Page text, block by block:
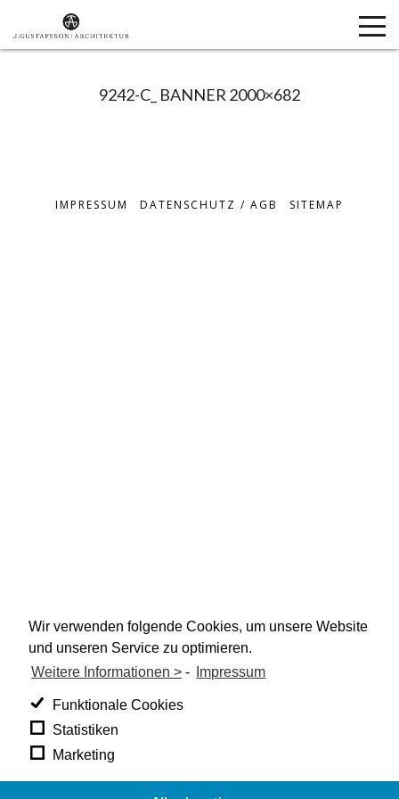
Wir verwenden folgende Cookies, um unsere Website
und unseren Service zu optimieren.
Weitere Informationen > - Impressum
Funktionale Cookies
Statistiken
Marketing
9242-C_ BANNER 2000×682
IMPRESSUM DATENSCHUTZ / AGB SITEMAP